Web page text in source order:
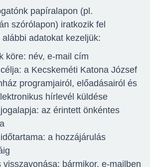
papíralapon (pl.
szórólapon) iratkozik fel
adatokat kezeljük:
köre: név, e-mail cím
a Kecskeméti Katona József
programjairól, előadásairól és
hírlevél küldése
az érintett önkéntes
a hozzájárulás
visszavonása: bármikor, e-mailben